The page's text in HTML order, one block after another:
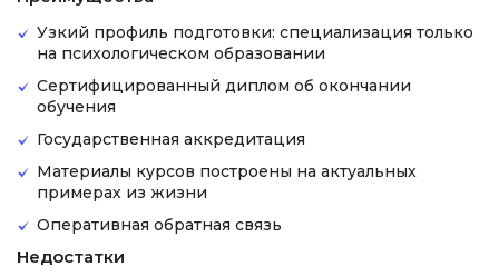
Узкий профиль подготовки: специализация только
на психологическом образовании
Сертифицированный диплом об окончании
обучения
Государственная аккредитация
Материалы курсов построены на актуальных
примерах из жизни
Оперативная обратная связь
Недостатки